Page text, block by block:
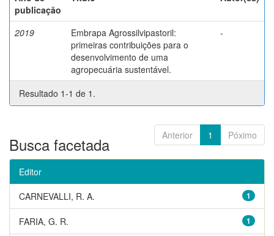
publicação
2019
Embrapa Agrossilvipastoril:
primeiras contribuições para o
desenvolvimento de uma
agropecuária sustentável.
-
Resultado 1-1 de 1.
Anterior 1 Póximo
Busca facetada
Editor
1
CARNEVALLI, R. A.
1
FARIA, G. R.